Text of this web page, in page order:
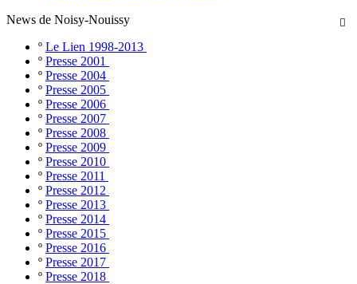

News de Noisy-Nouissy
º Le Lien 1998-2013
º Presse 2001
º Presse 2004
º Presse 2005
º Presse 2006
º Presse 2007
º Presse 2008
º Presse 2009
º Presse 2010
º Presse 2011
º Presse 2012
º Presse 2013
º Presse 2014
º Presse 2015
º Presse 2016
º Presse 2017
º Presse 2018